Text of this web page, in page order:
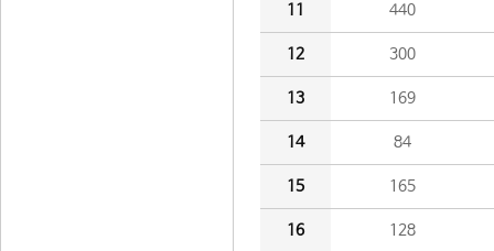
11 440
12 300
13 169
14 84
15 165
16 128